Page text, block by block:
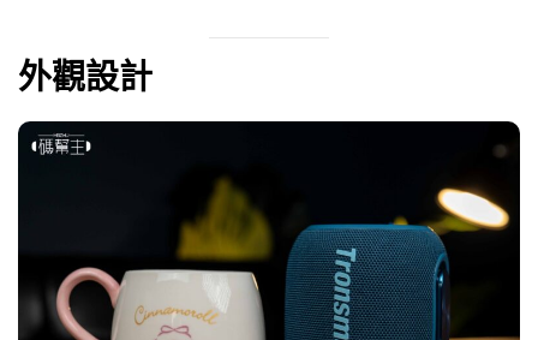
外觀設計